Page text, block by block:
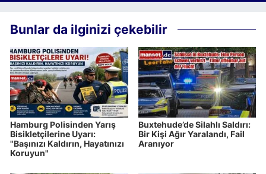
Bunlar da ilginizi çekebilir
Hamburg Polisinden Yarış
Bisikletçilerine Uyarı:
"Başınızı Kaldırın, Hayatınızı
Koruyun"
Buxtehude’de Silahlı Saldırı:
Bir Kişi Ağır Yaralandı, Fail
Aranıyor